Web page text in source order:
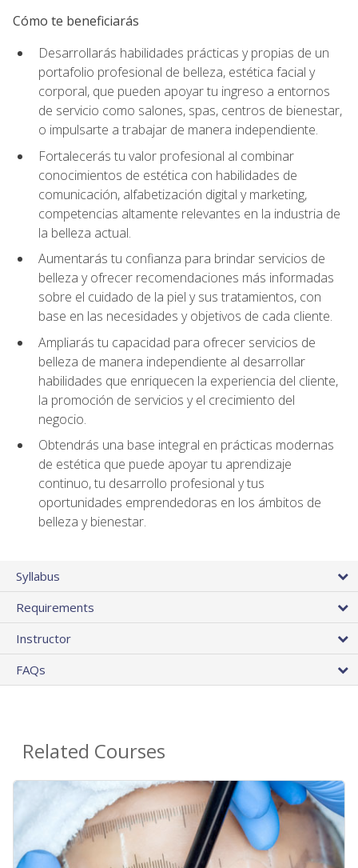
Cómo te beneficiarás
Desarrollarás habilidades prácticas y propias de un
portafolio profesional de belleza, estética facial y
corporal, que pueden apoyar tu ingreso a entornos
de servicio como salones, spas, centros de bienestar,
o impulsarte a trabajar de manera independiente.
Fortalecerás tu valor profesional al combinar
conocimientos de estética con habilidades de
comunicación, alfabetización digital y marketing,
competencias altamente relevantes en la industria de
la belleza actual.
Aumentarás tu confianza para brindar servicios de
belleza y ofrecer recomendaciones más informadas
sobre el cuidado de la piel y sus tratamientos, con
base en las necesidades y objetivos de cada cliente.
Ampliarás tu capacidad para ofrecer servicios de
belleza de manera independiente al desarrollar
habilidades que enriquecen la experiencia del cliente,
la promoción de servicios y el crecimiento del
negocio.
Obtendrás una base integral en prácticas modernas
de estética que puede apoyar tu aprendizaje
continuo, tu desarrollo profesional y tus
oportunidades emprendedoras en los ámbitos de
belleza y bienestar.
Syllabus
Requirements
Instructor
FAQs
Related Courses